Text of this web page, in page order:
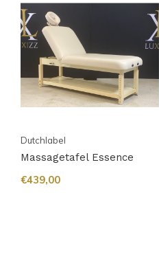
Dutchlabel
Massagetafel Essence
€439,00